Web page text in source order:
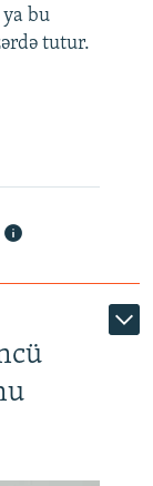
ya bu
tutur.